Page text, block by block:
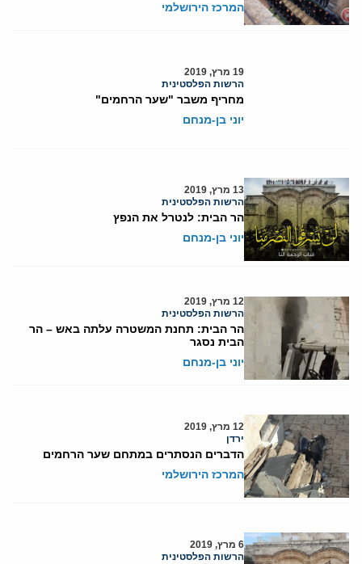
המרכז הירושלמי
19 מרץ, 2019
הרשות הפלסטינית
מחריף משבר "שער הרחמים"
יוני בן-מנחם
13 מרץ, 2019
הרשות הפלסטינית
הר הבית: לנטרל את הנפץ
יוני בן-מנחם
12 מרץ, 2019
הרשות הפלסטינית
הר הבית: תחנת המשטרה עלתה באש – הר
הבית נסגר
יוני בן-מנחם
12 מרץ, 2019
ירדן
הדברים הנסתרים במתחם שער הרחמים
המרכז הירושלמי
6 מרץ, 2019
הרשות הפלסטינית